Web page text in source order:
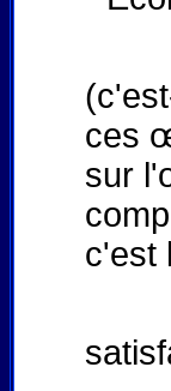
ces
sur
c'est